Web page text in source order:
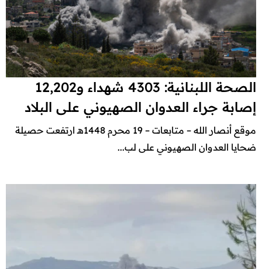
الصحة اللبنانية: 4303 شهداء و12,202
إصابة جراء العدوان الصهيوني على البلاد
موقع أنصار الله – متابعات – 19 محرم 1448هـ ارتفعت حصيلة
ضحايا العدوان الصهيوني على لب...